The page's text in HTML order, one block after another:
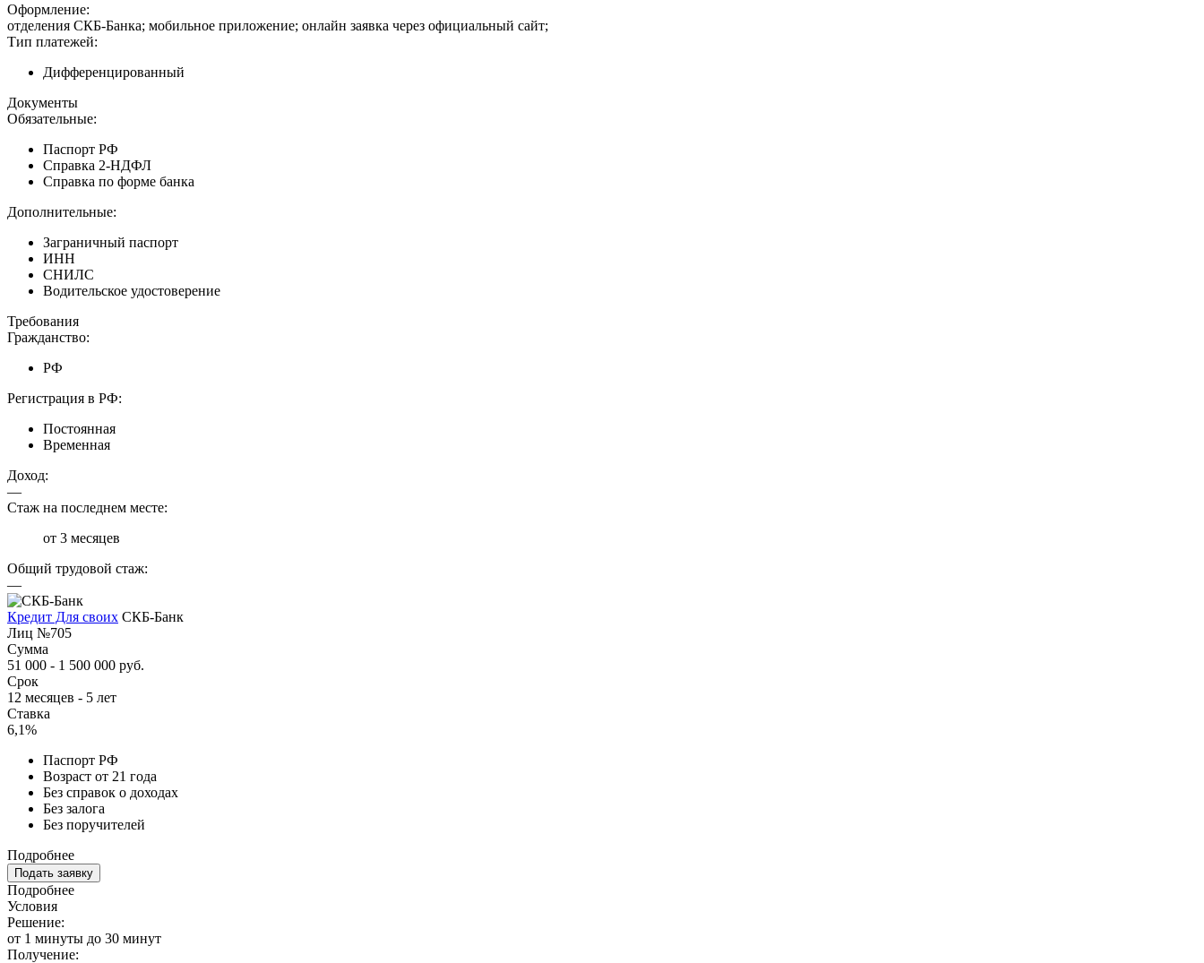
Оформление:
отделения СКБ-Банка; мобильное приложение; онлайн заявка через официальный сайт;
Тип платежей:
Дифференцированный
Документы
Обязательные:
Паспорт РФ
Справка 2-НДФЛ
Справка по форме банка
Дополнительные:
Заграничный паспорт
ИНН
СНИЛС
Водительское удостоверение
Требования
Гражданство:
РФ
Регистрация в РФ:
Постоянная
Временная
Доход:
—
Стаж на последнем месте:
от 3 месяцев
Общий трудовой стаж:
—
Кредит Для своих СКБ-Банк
Лиц №705
Сумма
51 000 - 1 500 000 руб.
Срок
12 месяцев - 5 лет
Ставка
6,1%
Паспорт РФ
Возраст от 21 года
Без справок о доходах
Без залога
Без поручителей
Подробнее
Подать заявку
Подробнее
Условия
Решение:
от 1 минуты до 30 минут
Получение: